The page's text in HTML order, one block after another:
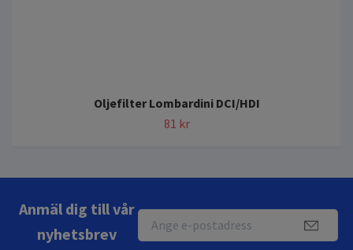
Oljefilter Lombardini DCI/HDI
81 kr
Anmäl dig till vår
nyhetsbrev